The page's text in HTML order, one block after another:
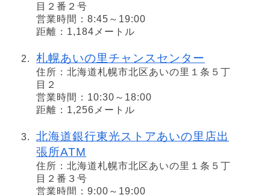
目２番２号
営業時間：8:45～19:00
距離：1,184メートル
札幌あいの里チャンスセンター
住所：北海道札幌市北区あいの里１条５丁
目２
営業時間：10:30～18:00
距離：1,256メートル
北海道銀行東光ストアあいの里店出
張所ATM
住所：北海道札幌市北区あいの里１条５丁
目２番３号
営業時間：9:00～19:00